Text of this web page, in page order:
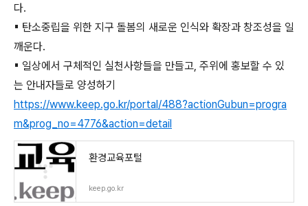
다.
▪ 탄소중립을 위한 지구 돌봄의 새로운 인식와 확장과 창조성을 일
깨운다.
▪ 일상에서 구체적인 실천사항들을 만들고, 주위에 홍보할 수 있
는 안내자들로 양성하기
https://www.keep.go.kr/portal/488?actionGubun=progra
m&prog_no=4776&action=detail
환경교육포털
keep.go.kr